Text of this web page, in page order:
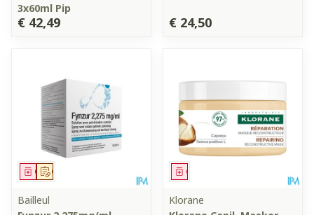
3x60ml Pip
€ 42,49 € 24,50
Op voorschrift
Geneesmiddel
Bailleul
Geneesmiddel
Klorane